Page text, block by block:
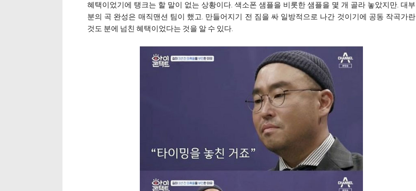
혜택이었기에 탱크는 할 말이 없는 상황이다. 색소폰 샘플을 비롯한 샘플을 몇 개 골라 놓았지만. 대부
분의 곡 완성은 매직맨션 팀이 했고. 만들어지기 전 짐을 싸 일방적으로 나간 것이기에 공동 작곡가란
것도 분에 넘친 혜택이었다는 것을 알 수 있다.